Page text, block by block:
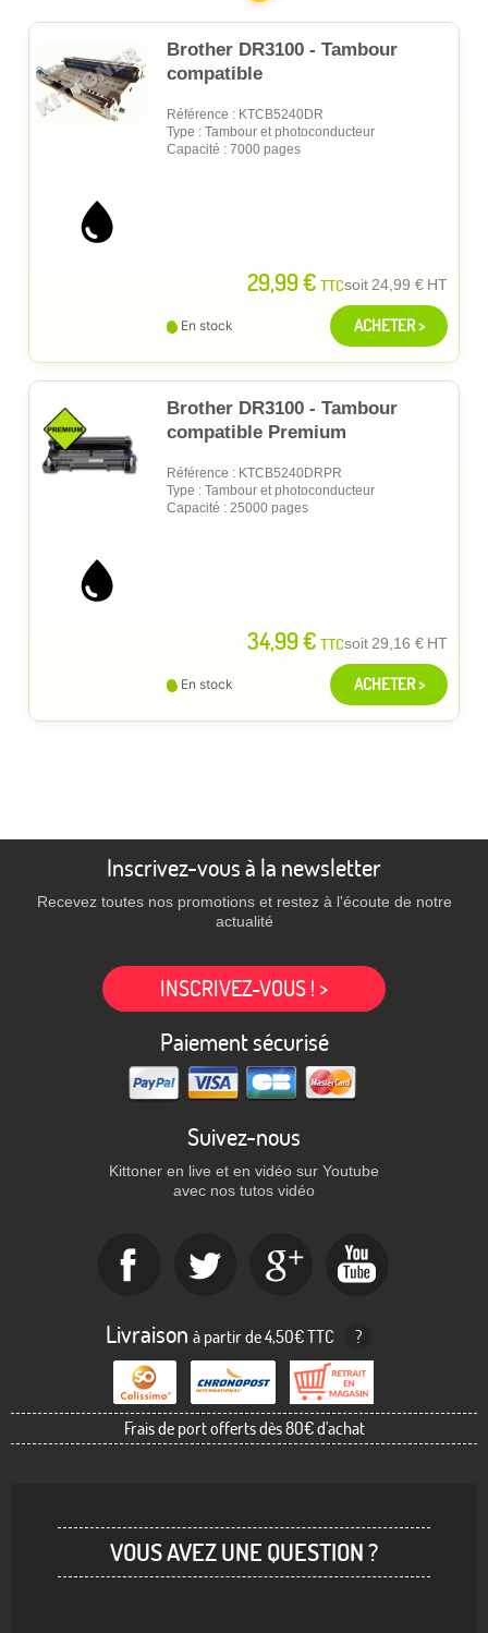
Brother DR3100 - Tambour
compatible
Référence : KTCB5240DR
Type : Tambour et photoconducteur
Capacité : 7000 pages
29,99 € TTCsoit24,99 € HT
En stock ACHETER >
Brother DR3100 - Tambour
compatible Premium
Référence : KTCB5240DRPR
Type : Tambour et photoconducteur
Capacité : 25000 pages
34,99 € TTCsoit29,16 € HT
En stock ACHETER >
Inscrivez-vous à la newsletter
Recevez toutes nos promotions et restez à l'écoute de notre
actualité
INSCRIVEZ-VOUS ! >
Paiement sécurisé
Suivez-nous
Kittoner en live et en vidéo sur Youtube
avec nos tutos vidéo
Livraison à partir de 4,50€ TTC ?
Frais de port offerts dès 80€ d'achat
VOUS AVEZ UNE QUESTION ?